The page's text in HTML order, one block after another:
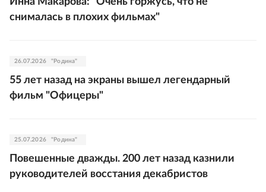
снималась в плохих фильмах"
26.07.2026 "Родина"
55 лет назад на экраны вышел легендарный
фильм "Офицеры"
25.07.2026 "Родина"
Повешенные дважды. 200 лет назад казнили
руководителей восстания декабристов